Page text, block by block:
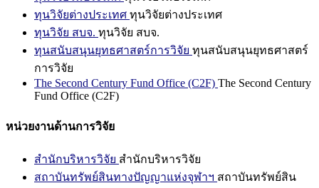
ทุนวิจัยต่างประเทศ ทุนวิจัยต่างประเทศ
ทุนวิจัย สบจ. ทุนวิจัย สบจ.
ทุนสนับสนุนยุทธศาสตร์การวิจัย ทุนสนับสนุนยุทธศาสตร์
การวิจัย
The Second Century Fund Office (C2F) The Second Century
Fund Office (C2F)
หน่วยงานด้านการวิจัย
สำนักบริหารวิจัย สำนักบริหารวิจัย
สถาบันทรัพย์สินทางปัญญาแห่งจุฬาฯ สถาบันทรัพย์สิน